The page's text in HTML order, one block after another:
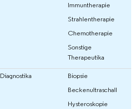
Immuntherapie
Strahlentherapie
Chemotherapie
Sonstige
Therapeutika
Diagnostika
Biopsie
Beckenultraschall
Hysteroskopie